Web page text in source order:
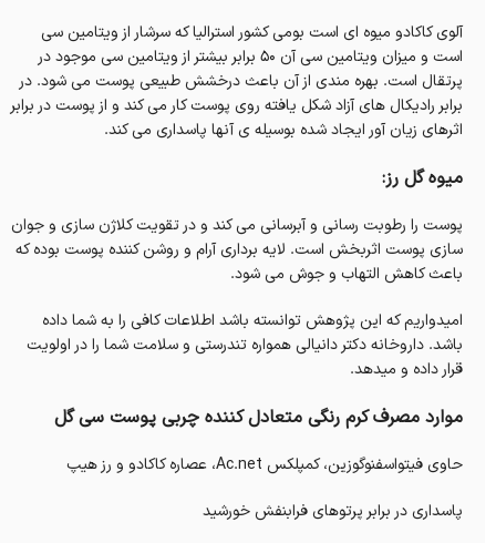
آلوی کاکادو میوه‌ ای است بومی کشور استرالیا که سرشار از ویتامین سی
است و میزان ویتامین سی آن ۵۰ برابر بیشتر از ویتامین سی موجود در
پرتقال است. بهره مندی از آن باعث درخشش طبیعی پوست می شود. در
برابر رادیکال های آزاد شکل یافته روی پوست کار می کند و از پوست در برابر
اثرهای زیان آور ایجاد شده بوسیله ی آنها پاسداری می کند.
میوه گل رز:
پوست را رطوبت رسانی و آبرسانی می‌ کند و در تقویت کلاژن سازی و جوان
سازی پوست اثربخش‌ است. لایه برداری آرام و روشن کننده پوست بوده که
باعث کاهش التهاب و جوش می شود.
امیدواریم که این پژوهش توانسته باشد اطلاعات کافی را به شما داده
باشد. داروخانه دکتر دانیالی همواره تندرستی و سلامت شما را در اولویت
قرار داده و میدهد.
موارد مصرف کرم رنگی متعادل کننده چربی پوست سی گل
حاوی فیتواسفنوگوزین، کمپلکس Ac.net، عصاره کاکادو و رز هیپ
پاسداری در برابر پرتوهای فرابنفش خورشید